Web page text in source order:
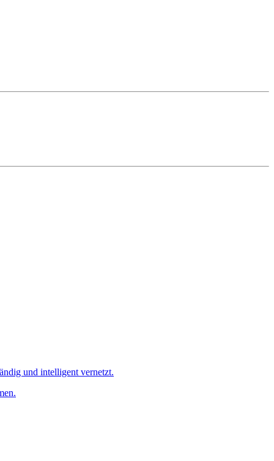
und intelligent vernetzt.